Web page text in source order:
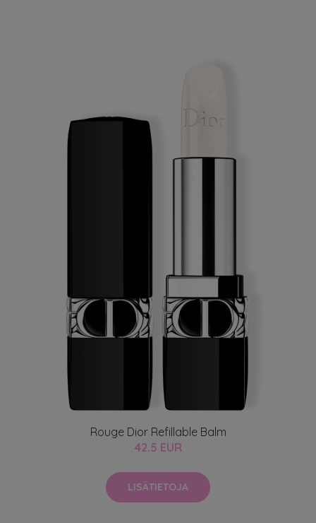
Rouge Dior Refillable Balm
42.5 EUR
LISÄTIETOJA